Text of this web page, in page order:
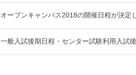
オープンキャンパス2018の開催日程が決定
一般入試後期日程・センター試験利用入試